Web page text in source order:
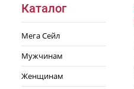
Каталог
Мега Сейл
Мужчинам
Женщинам